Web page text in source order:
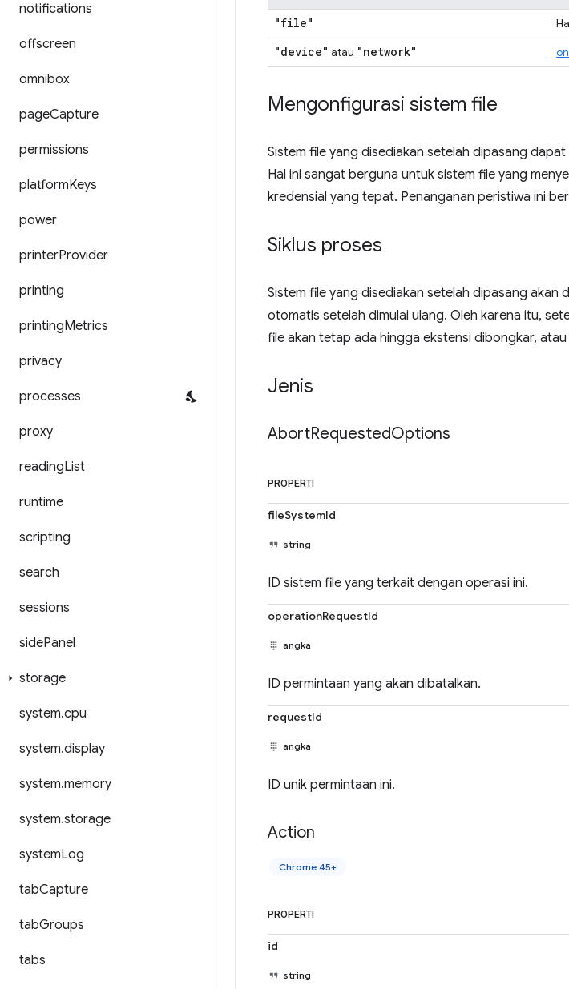
notifications
offscreen
omnibox
pageCapture
permissions
platformKeys
power
printerProvider
printing
printingMetrics
privacy
processes
proxy
readingList
runtime
scripting
search
sessions
sidePanel
storage
system.cpu
system.display
system.memory
system.storage
systemLog
tabCapture
tabGroups
tabs
"file"
"device" atau "network"
Mengonfigurasi sistem file
Sistem file yang disediakan setelah dipasang
Hal ini sangat berguna untuk sistem file yang
kredensial yang tepat. Penanganan peristiwa ini
Siklus proses
Sistem file yang disediakan setelah dipasang
otomatis setelah dimulai ulang. Oleh karena itu,
file akan tetap ada hingga ekstensi dibongkar,
Jenis
AbortRequestedOptions
PROPERTI
fileSystemId
string
ID sistem file yang terkait dengan operasi ini.
operationRequestId
angka
ID permintaan yang akan dibatalkan.
requestId
angka
ID unik permintaan ini.
Action
Chrome 45+
PROPERTI
id
string